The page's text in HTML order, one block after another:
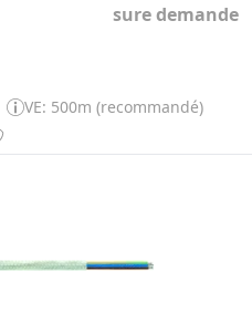
sure demande
VE: 500m (recommandé)